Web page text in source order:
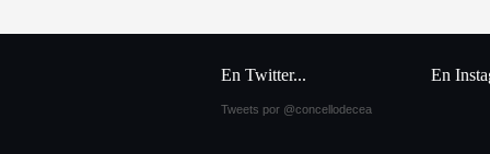
En Twitter...
Tweets por @concellodecea
En